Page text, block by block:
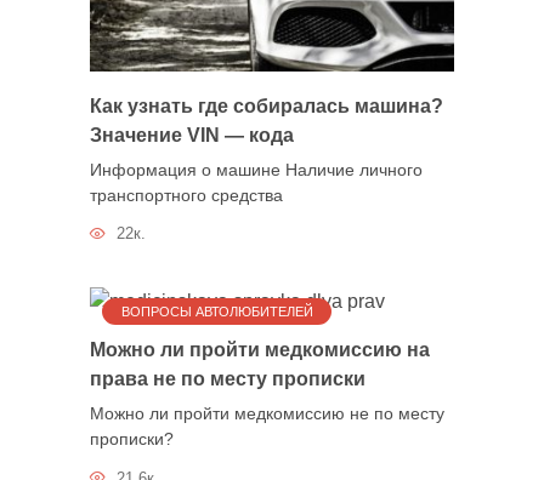
Как узнать где собиралась машина?
Значение VIN — кода
Информация о машине Наличие личного
транспортного средства
22к.
ВОПРОСЫ АВТОЛЮБИТЕЛЕЙ
Можно ли пройти медкомиссию на
права не по месту прописки
Можно ли пройти медкомиссию не по месту
прописки?